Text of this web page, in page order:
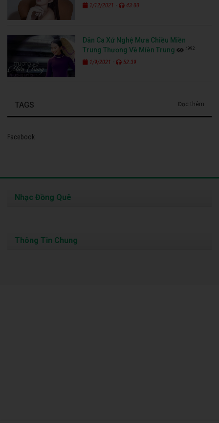
1/12/2021 - 43:00
Dân Ca Xứ Nghệ Mưa Chiều Miền
Trung Thương Về Miền Trung
4992
1/9/2021 - 52:39
TAGS Đọc thêm
Facebook
Nhạc Đồng Quê
Thông Tin Chung